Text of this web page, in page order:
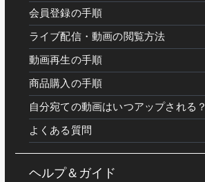
会員登録の手順
ライブ配信・動画の閲覧方法
動画再生の手順
商品購入の手順
自分宛ての動画はいつアップされる？
よくある質問
ヘルプ＆ガイド